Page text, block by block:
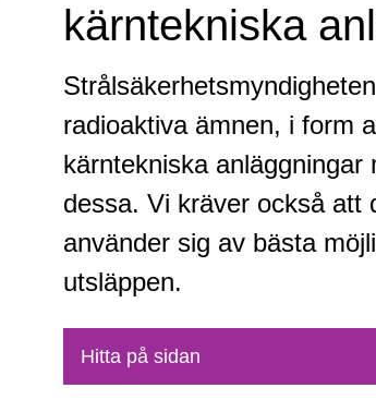
kärntekniska
Utsläpp
av
radioaktiva
ämnen
från
kärntekniska
radioaktiva ämnen, i form
kärntekniska
dessa. Vi kräver också att
använder sig av bästa
utsläppen.
Hitta på sidan